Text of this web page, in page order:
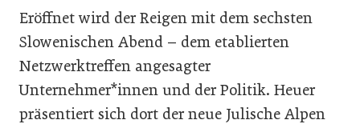
Eröffnet wird der Reigen mit dem sechsten
Slowenischen Abend – dem etablierten
Netzwerktreffen angesagter
Unternehmer*innen und der Politik. Heuer
präsentiert sich dort der neue Julische Alpen